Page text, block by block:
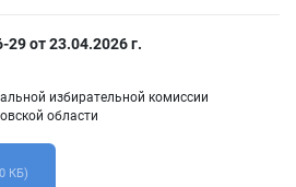
от 23.04.2026 г.
избирательной комиссии
области
КБ)